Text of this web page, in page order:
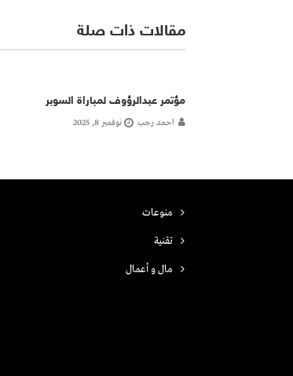
مقالات ذات صلة
مؤتمر عبدالرؤوف لمباراة السوبر
احمد رجب نوفمبر 8, 2025
منوعات
تقنية
مال و أعمال